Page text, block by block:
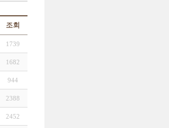
조회
1739
1682
944
2388
2452